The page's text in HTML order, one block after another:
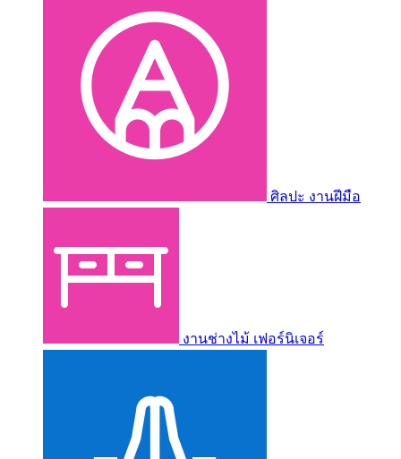
ศิลปะ งานฝีมือ
งานช่างไม้ เฟอร์นิเจอร์